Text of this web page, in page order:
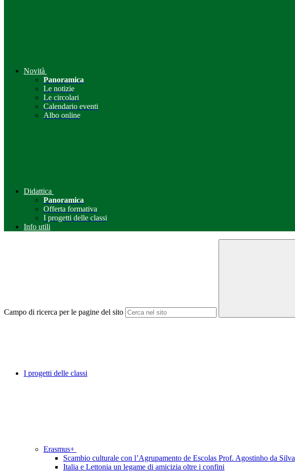
Novità
Panoramica
Le notizie
Le circolari
Calendario eventi
Albo online
Didattica
Panoramica
Offerta formativa
I progetti delle classi
Info utili
Campo di ricerca per le pagine del sito
I progetti delle classi
Erasmus+
Scambio culturale con l’Agrupamento de Escolas Prof. Agostinho da Silva
Italia e Lettonia un legame di amicizia oltre i confini